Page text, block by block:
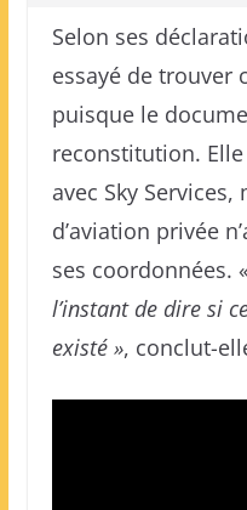
Selon ses
essayé de trouver
puisque le
reconstitution.
avec Sky
d’aviation privée
ses coordonnées. «
l’instant de dire si
existé », conclut-